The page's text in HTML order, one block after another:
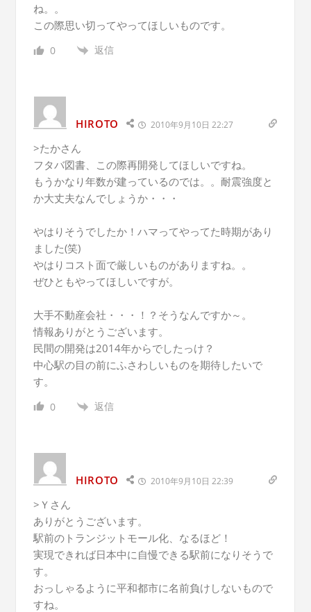
ね。。
この際思い切ってやってほしいものです。
0 返信
HIROTO 2010年9月10日 22:27
>たかさん
フタバ図書、この際再開発してほしいですね。
もうかなり年数が建っているのでは。。耐震強度と
か大丈夫なんでしょうか・・・
やはりそうでしたか！ハマってやってた時期があり
ました(笑)
やはりコスト面で厳しいものがありますね。。
ぜひともやってほしいですが。
大手不動産会社・・・！？そうなんですか～。
情報ありがとうございます。
民間の開発は2014年からでしたっけ？
中心駅の目の前にふさわしいものを期待したいで
す。
0 返信
HIROTO 2010年9月10日 22:39
>Ｙさん
ありがとうございます。
駅前のトランジットモール化、なるほど！
実現できれば日本中に自慢できる駅前になりそうで
す。
おっしゃるように平和都市に名前負けしないもので
すね。